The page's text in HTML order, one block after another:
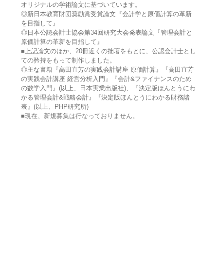
オリジナルの学術論文に基づいています。
◎新日本教育財団奨励賞受賞論文『会計学と原価計算の革新
を目指して』
◎日本公認会計士協会第34回研究大会発表論文『管理会計と
原価計算の革新を目指して』
■上記論文のほか、20冊近くの拙著をもとに、公認会計士とし
ての矜持をもって制作しました。
◎主な書籍『高田直芳の実践会計講座 原価計算』『高田直芳
の実践会計講座 経営分析入門』『会計&ファイナンスのため
の数学入門』(以上、日本実業出版社)、『決定版ほんとうにわ
かる管理会計&戦略会計』『決定版ほんとうにわかる財務諸
表』(以上、PHP研究所)
■現在、新規募集は行なっておりません。